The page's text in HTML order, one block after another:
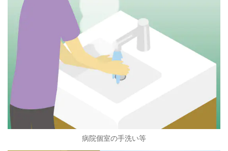
病院個室の手洗い等